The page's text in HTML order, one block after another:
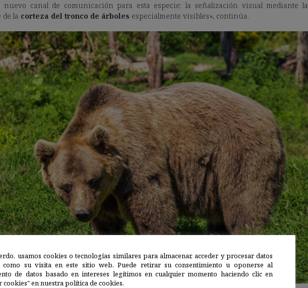
canal de comunicación para esta especie: la señalización visual mediante la
la corteza del tronco de árboles especialmente visibles», continúa.
usamos cookies o tecnologías similares para almacenar, acceder y procesar datos
como su visita en este sitio web. Puede retirar su consentimiento u oponerse al
de datos basado en intereses legítimos en cualquier momento haciendo clic en
en nuestra política de cookies.